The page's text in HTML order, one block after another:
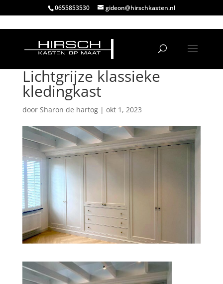
0655853530 gideon@hirschkasten.nl
Lichtgrijze klassieke
kledingkast
door Sharon de hartog| okt 1, 2023